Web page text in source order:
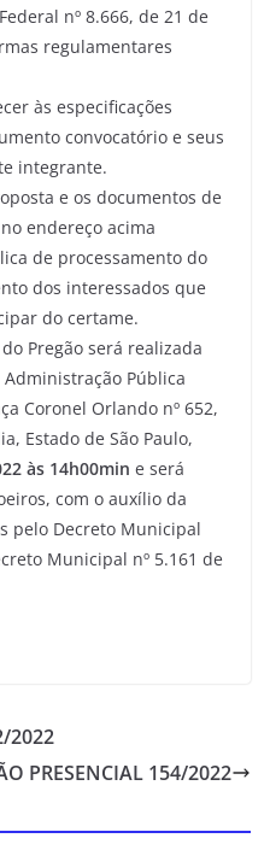
nº 8.666, de 21 de
regulamentares
às especificações
convocatório e seus
integrante.
e os documentos de
endereço acima
de processamento do
dos interessados que
do certame.
Pregão será realizada
Pública
Coronel Orlando nº 652,
Estado de São Paulo,
às 14h00min e será
com o auxílio da
pelo Decreto Municipal
Municipal nº 5.161 de
2022
PRESENCIAL 154/2022